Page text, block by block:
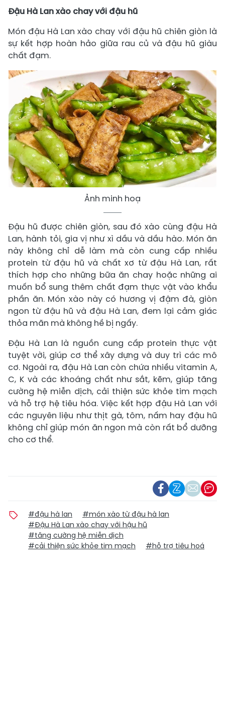
Đậu Hà Lan xào chay với đậu hũ
Món đậu Hà Lan xào chay với đậu hũ chiên giòn là
sự kết hợp hoàn hảo giữa rau củ và đậu hũ giàu
chất đạm.
Ảnh minh hoạ
Đậu hũ được chiên giòn, sau đó xào cùng đậu Hà
Lan, hành tỏi, gia vị như xì dầu và dầu hào. Món ăn
này không chỉ dễ làm mà còn cung cấp nhiều
protein từ đậu hũ và chất xơ từ đậu Hà Lan, rất
thích hợp cho những bữa ăn chay hoặc những ai
muốn bổ sung thêm chất đạm thực vật vào khẩu
phần ăn. Món xào này có hương vị đậm đà, giòn
ngon từ đậu hũ và đậu Hà Lan, đem lại cảm giác
thỏa mãn mà không hề bị ngấy.
Đậu Hà Lan là nguồn cung cấp protein thực vật
tuyệt vời, giúp cơ thể xây dựng và duy trì các mô
cơ. Ngoài ra, đậu Hà Lan còn chứa nhiều vitamin A,
C, K và các khoáng chất như sắt, kẽm, giúp tăng
cường hệ miễn dịch, cải thiện sức khỏe tim mạch
và hỗ trợ hệ tiêu hóa. Việc kết hợp đậu Hà Lan với
các nguyên liệu như thịt gà, tôm, nấm hay đậu hũ
không chỉ giúp món ăn ngon mà còn rất bổ dưỡng
cho cơ thể.
#đậu hà lan
#món xào từ đậu hà lan
#Đậu Hà Lan xào chay với hậu hũ
#tăng cường hệ miễn dịch
#cải thiện sức khỏe tim mạch
#hỗ trợ tiêu hoá